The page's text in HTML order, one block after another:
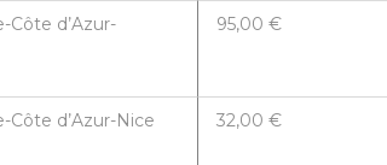
Côte d’Azur-
95,00 €
d’Azur-Nice
32,00 €